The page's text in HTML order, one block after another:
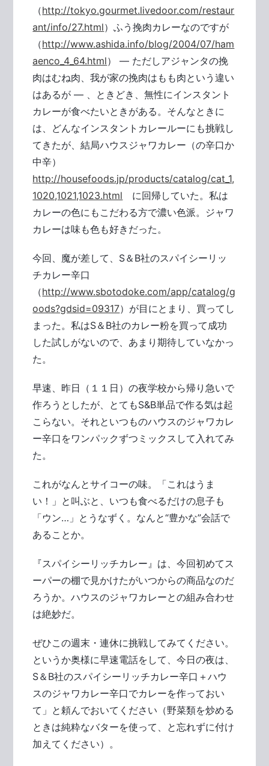
（http://tokyo.gourmet.livedoor.com/restaur
ant/info/27.html）ふう挽肉カレーなのですが
（http://www.ashida.info/blog/2004/07/ham
aenco_4_64.html） ― ただしアジャンタの挽
肉はむね肉、我が家の挽肉はもも肉という違い
はあるが ― 、ときどき、無性にインスタント
カレーが食べたいときがある。そんなときに
は、どんなインスタントカレールーにも挑戦し
てきたが、結局ハウスジャワカレー（の辛口か
中辛）
http://housefoods.jp/products/catalog/cat_1,
1020,1021,1023.html に回帰していた。私は
カレーの色にもこだわる方で濃い色派。ジャワ
カレーは味も色も好きだった。
今回、魔が差して、S＆B社のスパイシーリッ
チカレー辛口
（http://www.sbotodoke.com/app/catalog/g
oods?gdsid=09317）が目にとまり、買ってし
まった。私はS＆B社のカレー粉を買って成功
した試しがないので、あまり期待していなかっ
た。
早速、昨日（１１日）の夜学校から帰り急いで
作ろうとしたが、とてもS&B単品で作る気は起
こらない。それといつものハウスのジャワカレ
ー辛口をワンパックずつミックスして入れてみ
た。
これがなんとサイコーの味。「これはうま
い！」と叫ぶと、いつも食べるだけの息子も
「ウン…」とうなずく。なんと“豊かな”会話で
あることか。
『スパイシーリッチカレー』は、今回初めてス
ーパーの棚で見かけたがいつからの商品なのだ
ろうか。ハウスのジャワカレーとの組み合わせ
は絶妙だ。
ぜひこの週末・連休に挑戦してみてください。
というか奥様に早速電話をして、今日の夜は、
S＆B社のスパイシーリッチカレー辛口＋ハウ
スのジャワカレー辛口でカレーを作っておい
て」と頼んでおいてください（野菜類を炒める
ときは純粋なバターを使って、と忘れずに付け
加えてください）。